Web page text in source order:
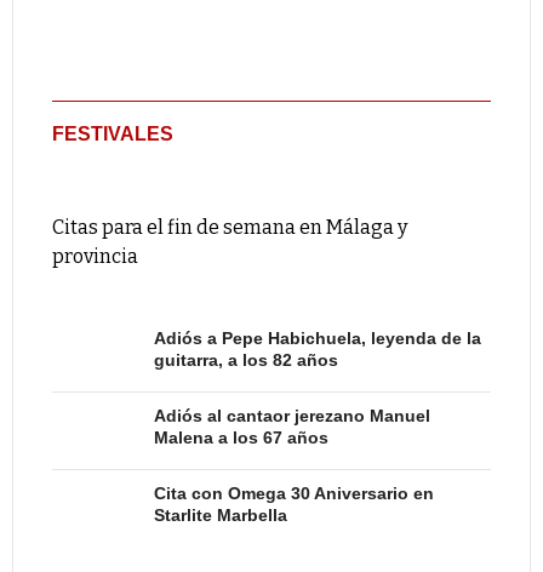
FESTIVALES
Citas para el fin de semana en Málaga y
provincia
Adiós a Pepe Habichuela, leyenda de la
guitarra, a los 82 años
Adiós al cantaor jerezano Manuel
Malena a los 67 años
Cita con Omega 30 Aniversario en
Starlite Marbella